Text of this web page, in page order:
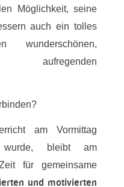
Möglichkeit, seine
auch ein tolles
wunderschönen,
aufregenden
am Vormittag
wurde, bleibt am
für gemeinsame
und motivierten